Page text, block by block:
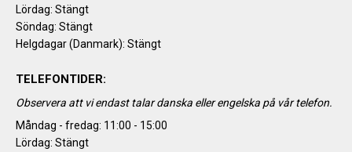
Lördag: Stängt
Söndag: Stängt
Helgdagar (Danmark): Stängt
TELEFONTIDER:
Observera att vi endast talar danska eller engelska på vår telefon.
Måndag - fredag: 11:00 - 15:00
Lördag: Stängt